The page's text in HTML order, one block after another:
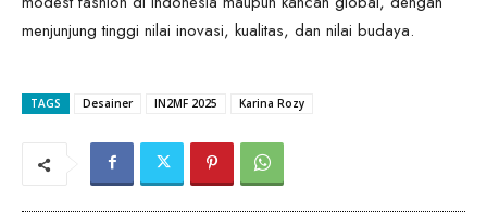
menjunjung tinggi nilai inovasi, kualitas, dan nilai budaya.
TAGS Desainer IN2MF 2025 Karina Rozy